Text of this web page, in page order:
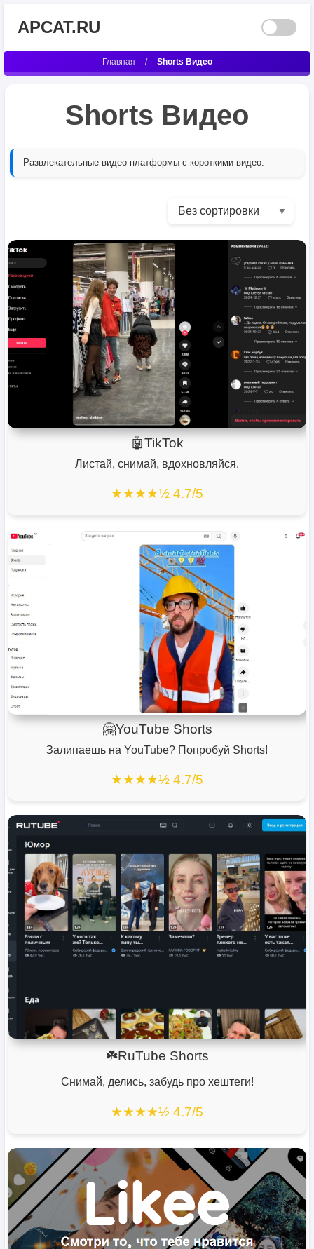
APCAT.RU
Главная / Shorts Видео
Shorts Видео
Развлекательные видео платформы с короткими видео.
🤖TikTok
Листай, снимай, вдохновляйся.
★★★★½ 4.7/5
🤗YouTube Shorts
Залипаешь на YouTube? Попробуй Shorts!
★★★★½ 4.7/5
☘️RuTube Shorts
Снимай, делись, забудь про хештеги!
★★★★½ 4.7/5